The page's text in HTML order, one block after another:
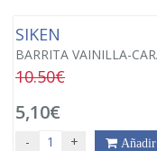
SIKEN
BARRITA VAINILLA-
10.50€
5,10€
- + Añadir